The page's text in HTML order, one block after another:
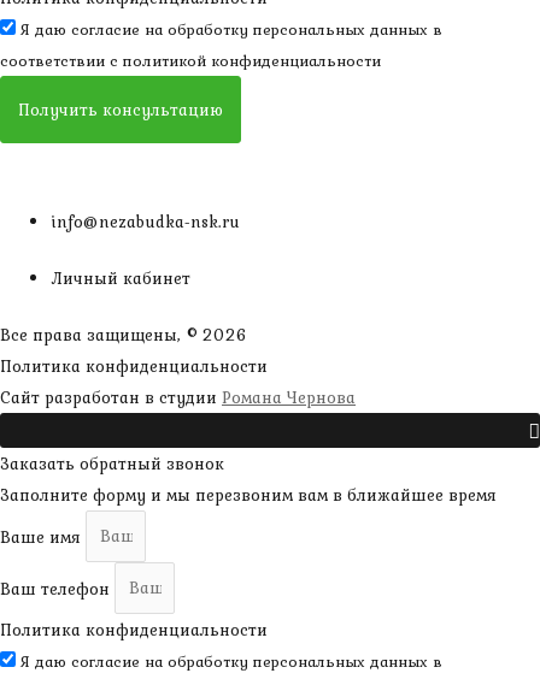
Я даю согласие на обработку персональных данных в
соответствии с политикой конфиденциальности
Получить консультацию
info@nezabudka-nsk.ru
Личный кабинет
Все права защищены, © 2026
Политика конфиденциальности
Сайт разработан в студии Романа Чернова
Заказать обратный звонок
Заполните форму и мы перезвоним вам в ближайшее время
Ваше имя
Ваш телефон
Политика конфиденциальности
Я даю согласие на обработку персональных данных в